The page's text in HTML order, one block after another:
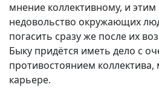
мнение коллективному, и этим
недовольство окружающих
погасить сразу же после их
Быку придётся иметь дело с
противостоянием
карьере.